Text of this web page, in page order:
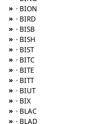
» · BION
» · BIRD
» · BISB
» · BISH
» · BIST
» · BITC
» · BITE
» · BITT
» · BIUT
» · BIX
» · BLAC
» · BLAD